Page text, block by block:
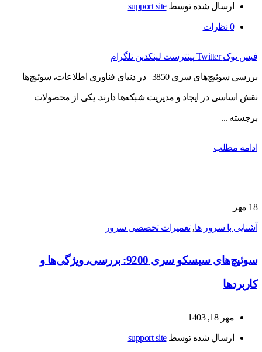
ارسال شده توسطsupport site
0 نظرات
فیس بوک Twitter پینترست لینکدین تلگرام
بررسی سوئیچ‌های سری 3850 در دنیای فناوری اطلاعات، سوئیچ‌ها
نقش اساسی در ایجاد و مدیریت شبکه‌ها دارند. یکی از محصولات
برجسته ...
ادامه مطلب
18 مهر
آشنایی با سرور ها,تعمیرات تخصصی سرور
سوئیچ‌های سیسکو سری 9200: بررسی، ویژگی‌ها و
کاربردها
مهر 18, 1403
ارسال شده توسطsupport site